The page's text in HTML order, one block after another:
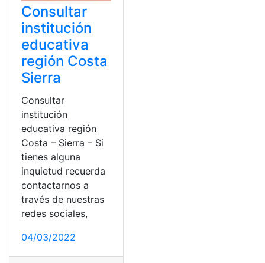
Consultar
institución
educativa
región Costa
Sierra
Consultar
institución
educativa región
Costa – Sierra – Si
tienes alguna
inquietud recuerda
contactarnos a
través de nuestras
redes sociales,
04/03/2022